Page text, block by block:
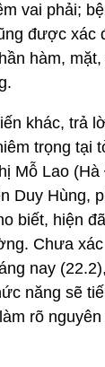
vai phải;
được xác
hàm,
khác, trả
trọng tại
Mỗ Lao
Duy Hùng,
biết, hiện
Chưa
nay
năng sẽ
rõ